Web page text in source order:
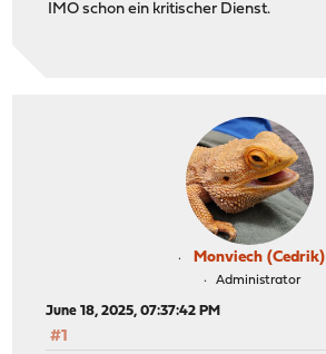
IMO schon ein kritischer Dienst.
Monviech (Cedrik)
Administrator
June 18, 2025, 07:37:42 PM
#1